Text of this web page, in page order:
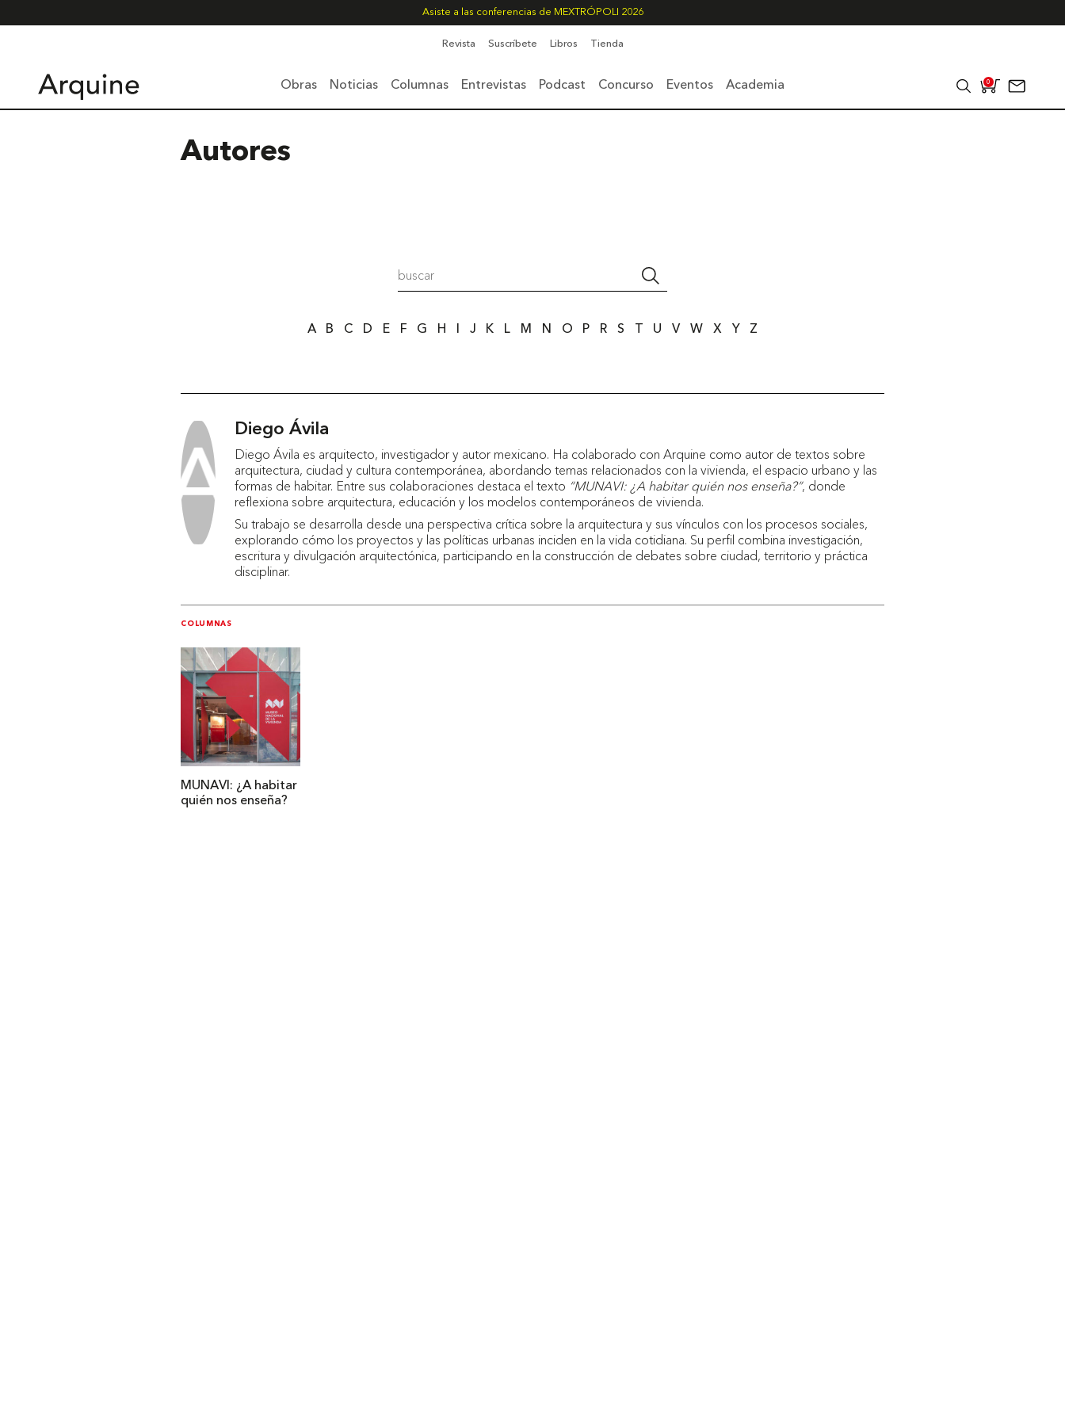
Asiste a las conferencias de MEXTRÓPOLI 2026
Revista Suscríbete Libros Tienda
Obras Noticias Columnas Entrevistas Podcast Concurso Eventos Academia 0
Autores
A B C D E F G H I J K L M N O P R S T U V W X Y Z
Diego Ávila
Diego Ávila es arquitecto, investigador y autor mexicano. Ha colaborado con Arquine como autor de textos sobre
arquitectura, ciudad y cultura contemporánea, abordando temas relacionados con la vivienda, el espacio urbano y las
formas de habitar. Entre sus colaboraciones destaca el texto “MUNAVI: ¿A habitar quién nos enseña?”, donde
reflexiona sobre arquitectura, educación y los modelos contemporáneos de vivienda.
Su trabajo se desarrolla desde una perspectiva crítica sobre la arquitectura y sus vínculos con los procesos sociales,
explorando cómo los proyectos y las políticas urbanas inciden en la vida cotidiana. Su perfil combina investigación,
escritura y divulgación arquitectónica, participando en la construcción de debates sobre ciudad, territorio y práctica
disciplinar.
COLUMNAS
MUNAVI: ¿A habitar
quién nos enseña?